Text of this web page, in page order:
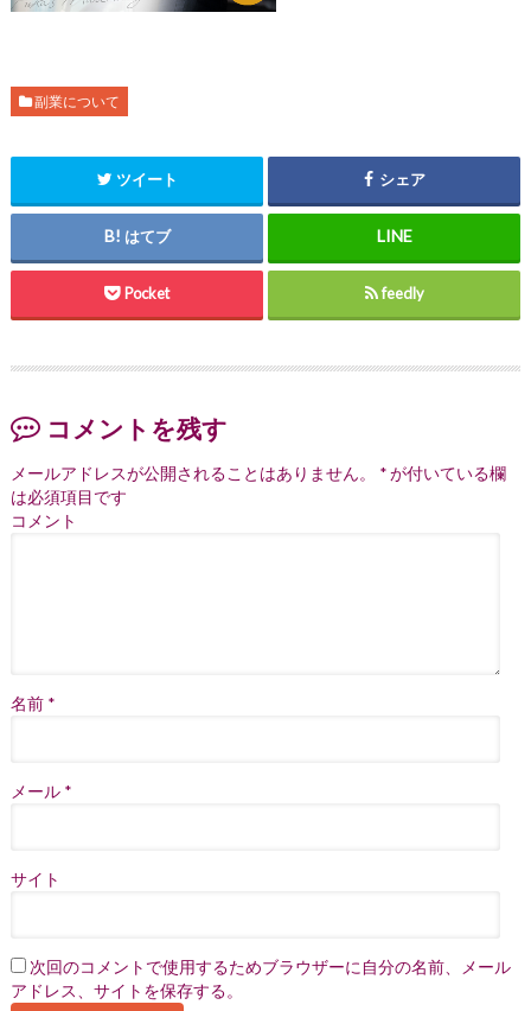
副業について
ツイート シェア
はてブ
Pocket feedly
コメントを残す
メールアドレスが公開されることはありません。 *が付いている欄
は必須項目です
コメント
名前 *
メール *
サイト
次回のコメントで使用するためブラウザーに自分の名前、メール
アドレス、サイトを保存する。